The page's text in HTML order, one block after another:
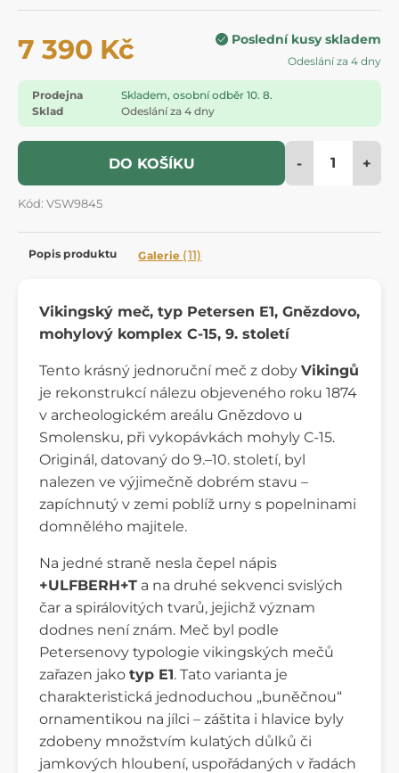
7 390 Kč Poslední kusy skladem
Odeslání za 4 dny
Prodejna
Skladem, osobní odběr 10. 8.
Sklad
Odeslání za 4 dny
DO KOŠÍKU - +
Kód: VSW9845
Popis produktu Galerie (11)
Vikingský meč, typ Petersen E1, Gnězdovo,
mohylový komplex C-15, 9. století
Tento krásný jednoruční meč z doby Vikingů
je rekonstrukcí nálezu objeveného roku 1874
v archeologickém areálu Gnězdovo u
Smolensku, při vykopávkách mohyly C-15.
Originál, datovaný do 9.–10. století, byl
nalezen ve výjimečně dobrém stavu –
zapíchnutý v zemi poblíž urny s popelninami
domnělého majitele.
Na jedné straně nesla čepel nápis
+ULFBERH+T a na druhé sekvenci svislých
čar a spirálovitých tvarů, jejichž význam
dodnes není znám. Meč byl podle
Petersenovy typologie vikingských mečů
zařazen jako typ E1. Tato varianta je
charakteristická jednoduchou „buněčnou“
ornamentikou na jílci – záštita i hlavice byly
zdobeny množstvím kulatých důlků či
jamkových hloubení, uspořádaných v řadách